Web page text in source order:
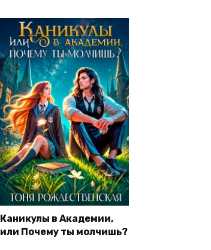
Каникулы в Академии,
или Почему ты молчишь?